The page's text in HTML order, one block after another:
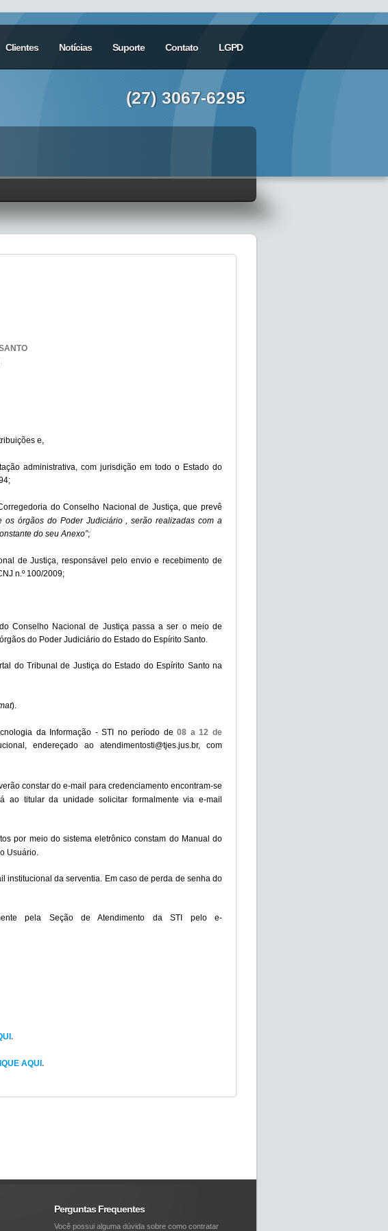
Clientes Notícias Suporte Contato LGPD
(27) 3067-6295
e,
administrativa, com jurisdição em todo o Estado do
do Conselho Nacional de Justiça, que prevê
os órgãos do Poder Judiciário , serão realizadas com a
do seu Anexo”;
de Justiça, responsável pelo envio e recebimento de
n.º 100/2009;
Conselho Nacional de Justiça passa a ser o meio de
do Poder Judiciário do Estado do Espírito Santo.
do Tribunal de Justiça do Estado do Espírito Santo na
).
da Informação - STI no período de 08 a 12 de
endereçado ao atendimentosti@tjes.jus.br, com
constar do e-mail para credenciamento encontram-se
ao titular da unidade solicitar formalmente via e-mail
por meio do sistema eletrônico constam do Manual do
Usuário.
institucional da serventia. Em caso de perda de senha do
pela Seção de Atendimento da STI pelo e-
.
AQUI .
Perguntas Frequentes
Você possui alguma dúvida sobre como contratar